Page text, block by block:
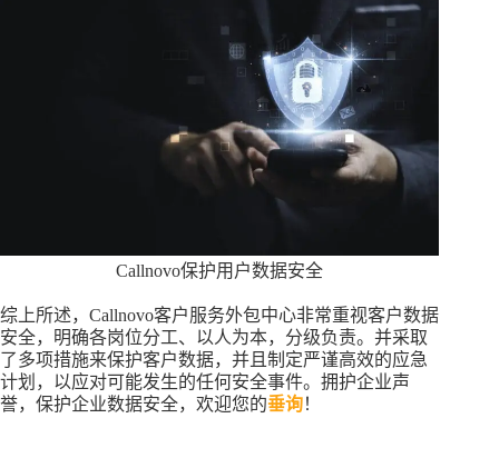
Callnovo保护用户数据安全
综上所述，Callnovo客户服务外包中心非常重视客户数据
安全，明确各岗位分工、以人为本，分级负责。并采取
了多项措施来保护客户数据，并且制定严谨高效的应急
计划，以应对可能发生的任何安全事件。拥护企业声
誉，保护企业数据安全，欢迎您的垂询！